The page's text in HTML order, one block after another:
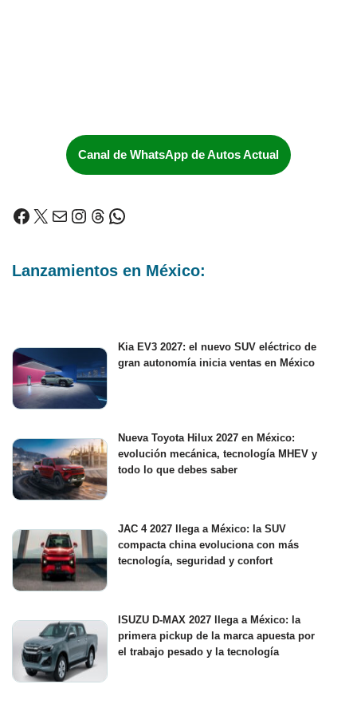
Canal de WhatsApp de Autos Actual
Lanzamientos en México:
Kia EV3 2027: el nuevo SUV eléctrico de
gran autonomía inicia ventas en México
Nueva Toyota Hilux 2027 en México:
evolución mecánica, tecnología MHEV y
todo lo que debes saber
JAC 4 2027 llega a México: la SUV
compacta china evoluciona con más
tecnología, seguridad y confort
ISUZU D-MAX 2027 llega a México: la
primera pickup de la marca apuesta por
el trabajo pesado y la tecnología